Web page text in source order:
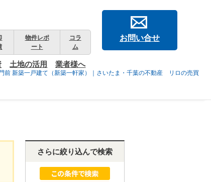
前 新築一戸建て（新築一軒家）｜さいたま・千葉の不動産 リロの売買
物件レポ
ート
コラ
ム
土地の活用 業者様へ
お問い合せ
さらに絞り込んで検索